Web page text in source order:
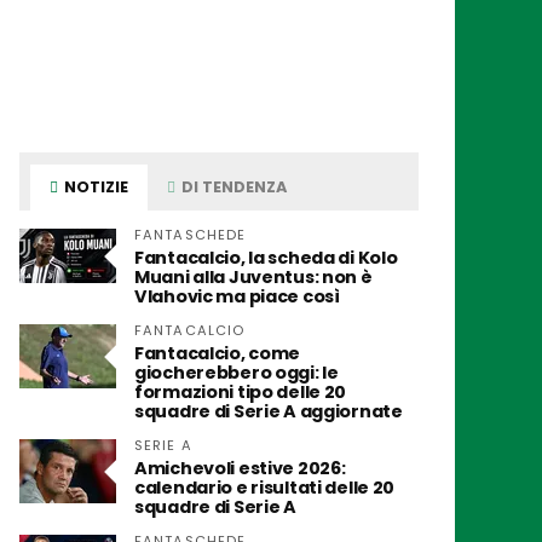
NOTIZIE DI TENDENZA
FANTASCHEDE
Fantacalcio, la scheda di Kolo
Muani alla Juventus: non è
Vlahovic ma piace così
FANTACALCIO
Fantacalcio, come
giocherebbero oggi: le
formazioni tipo delle 20
squadre di Serie A aggiornate
SERIE A
Amichevoli estive 2026:
calendario e risultati delle 20
squadre di Serie A